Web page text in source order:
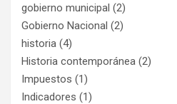
gobierno municipal (2)
Gobierno Nacional (2)
historia (4)
Historia contemporánea (2)
Impuestos (1)
Indicadores (1)